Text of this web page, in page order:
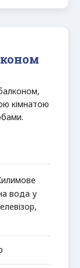
кімнатою
вода у
,